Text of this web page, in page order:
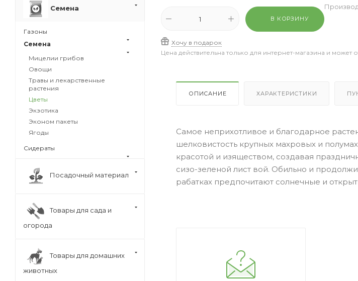
В КОРЗИНУ
Хочу в подарок
Цена действительна только для интернет-магазина и может
ОПИСАНИЕ ХАРАКТЕРИСТИКИ
Самое неприхотливое и благодарное
шелковистость крупных махровых и
красотой и изяществом, создавая
сизо-зеленой лист вой. Обильно и
рабатках предпочитают солнечные и
Семена
Газоны
Семена
Мицелии грибов
Овощи
Травы и лекарственные
растения
Цветы
Экзотика
Эконом пакеты
Ягоды
Сидераты
Посадочный материал
Товары для сада и
огорода
Товары для домашних
животных